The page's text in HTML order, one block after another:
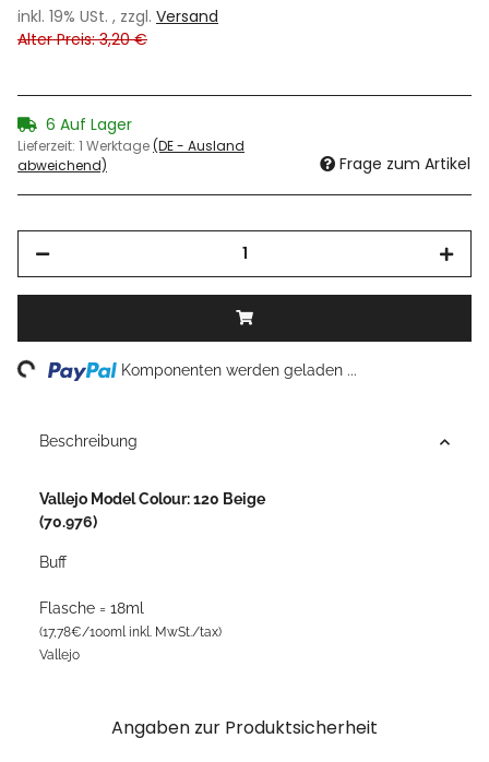
inkl. 19% USt. , zzgl. Versand
Alter Preis: 3,20 €
6 Auf Lager
Lieferzeit: 1 Werktage(DE - Ausland
abweichend)
Frage zum Artikel
Komponenten werden geladen ...
Beschreibung
Vallejo Model Colour: 120 Beige
(70.976)
Buff
Flasche = 18ml
(17,78€/100ml inkl. MwSt./tax)
Vallejo
Angaben zur Produktsicherheit